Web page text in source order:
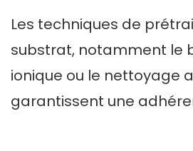
Les techniques de
substrat, notamment le
ionique ou le nettoyage
garantissent une